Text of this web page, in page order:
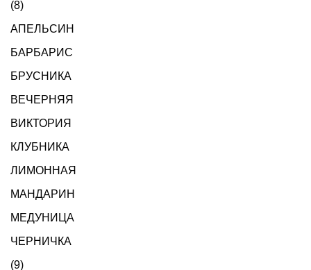
(8)
АПЕЛЬСИН
БАРБАРИС
БРУСНИКА
ВЕЧЕРНЯЯ
ВИКТОРИЯ
КЛУБНИКА
ЛИМОННАЯ
МАНДАРИН
МЕДУНИЦА
ЧЕРНИЧКА
(9)